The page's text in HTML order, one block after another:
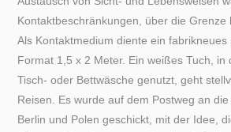
Kontaktbeschränkungen, über die Grenze
Als Kontaktmedium diente ein fabrikneues
Format 1,5 x 2 Meter. Ein weißes Tuch, in
Tisch- oder Bettwäsche genutzt, geht
Reisen. Es wurde auf dem Postweg an
Berlin und Polen geschickt, mit der Idee,